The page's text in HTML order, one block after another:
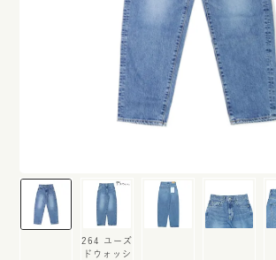
264 ユーズ
ドウォッシ